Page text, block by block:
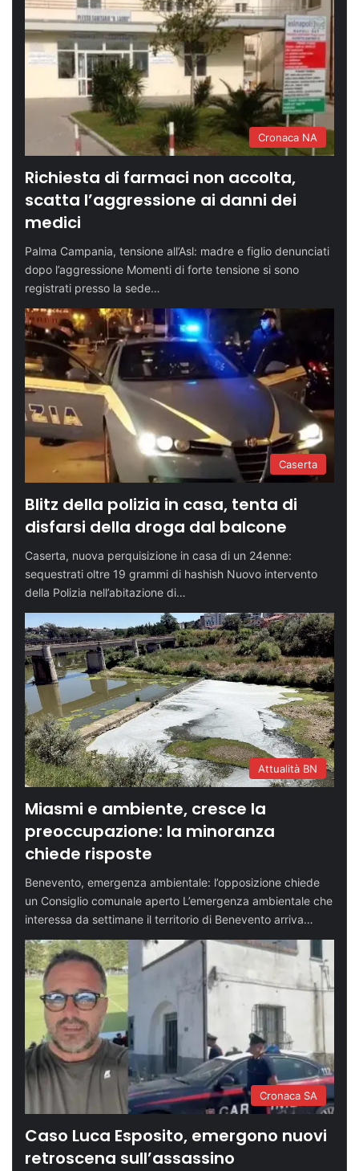
Cronaca NA
Richiesta di farmaci non accolta,
scatta l’aggressione ai danni dei
medici
Palma Campania, tensione all’Asl: madre e figlio denunciati
dopo l’aggressione Momenti di forte tensione si sono
registrati presso la sede…
Caserta
Blitz della polizia in casa, tenta di
disfarsi della droga dal balcone
Caserta, nuova perquisizione in casa di un 24enne:
sequestrati oltre 19 grammi di hashish Nuovo intervento
della Polizia nell’abitazione di…
Attualità BN
Miasmi e ambiente, cresce la
preoccupazione: la minoranza
chiede risposte
Benevento, emergenza ambientale: l’opposizione chiede
un Consiglio comunale aperto L’emergenza ambientale che
interessa da settimane il territorio di Benevento arriva…
Cronaca SA
Caso Luca Esposito, emergono nuovi
retroscena sull’assassino